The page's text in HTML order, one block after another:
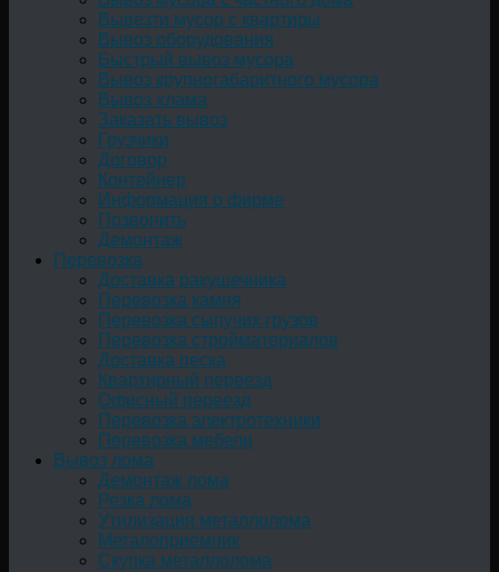
Вывезти мусор с квартиры
Вывоз оборудования
Быстрый вывоз мусора
Вывоз крупногабаритного мусора
Вывоз хлама
Заказать вывоз
Грузчики
Договор
Контейнер
Информация о фирме
Позвонить
Демонтаж
Перевозка
Доставка ракушечника
Перевозка камня
Перевозка сыпучих грузов
Перевозка стройматериалов
Доставка песка
Квартирный переезд
Офисный переезд
Перевозка электротехники
Перевозка мебели
Вывоз лома
Демонтаж лома
Резка лома
Утилизация металлолома
Металоприемник
Скупка металлолома